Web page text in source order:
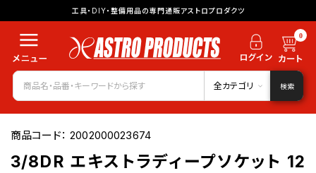
工具・DIY・整備用品の専門通販アストロプロダクツ
0
全カテゴリ 検索
商品コード：2002000023674
3/8DR エキストラディープソケット 12